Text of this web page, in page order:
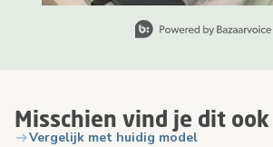
Misschien vind je dit
Vergelijk met huidig model